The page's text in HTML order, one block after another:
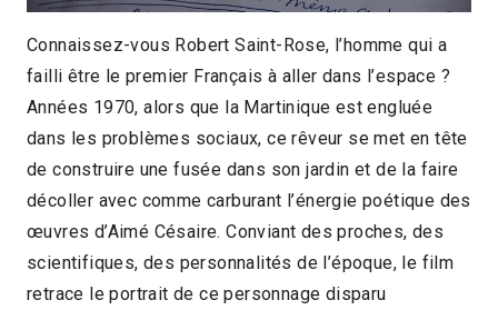
Gilles Elie-Dit-Cosaque France 2008
52min
2019 > Émergences
Connaissez-vous Robert Saint-Rose, l’homme qui a
failli être le premier Français à aller dans l’espace ?
Années 1970, alors que la Martinique est engluée
dans les problèmes sociaux, ce rêveur se met en tête
de construire une fusée dans son jardin et de la faire
décoller avec comme carburant l’énergie poétique des
œuvres d’Aimé Césaire. Conviant des proches, des
scientifiques, des personnalités de l’époque, le film
retrace le portrait de ce personnage disparu